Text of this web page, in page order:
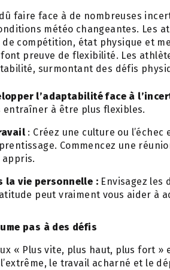
dû faire face à de nombreuses
météo changeantes. Les
de compétition, état physique et
preuve de flexibilité. Les
surmontant des défis
l’adaptabilité face à
entraîner à être plus flexibles.
: Créez une culture ou
Commencez une
appris.
la vie personnelle : Envisagez les
peut vraiment vous aider à
pas à des défis
« Plus vite, plus haut, plus fort »
le travail acharné et le